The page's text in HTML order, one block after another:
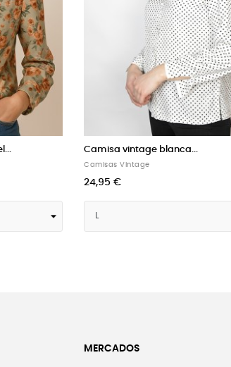
Camisa vintage azul con...
Camisas Vintage
24,95 €
MERCADOS